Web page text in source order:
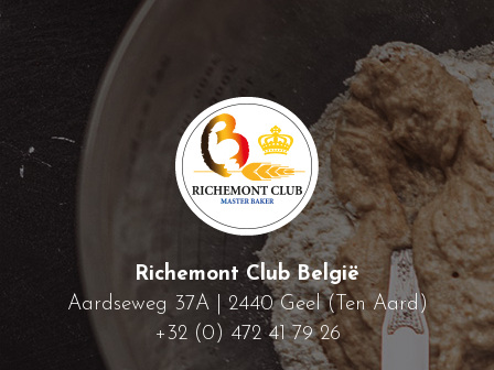
Richemont Club België
Aardseweg 37A | 2440 Geel (Ten Aard)
+32 (0) 472 41 79 26